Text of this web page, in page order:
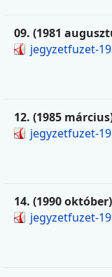
09. (1981
jegyzetfuzet-
12. (1985
jegyzetfuzet-
14. (1990 október)
jegyzetfuzet-